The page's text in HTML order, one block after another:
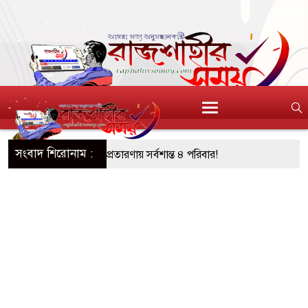
সংবাদ শিরোনাম :
আশ্বাস: দুুই যুবকের প্রতারণায় সর্বশান্ত ৪ পরিবার!